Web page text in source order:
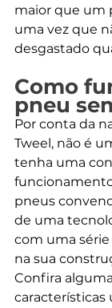
maior que um
uma vez que
desgastado
Como
pneu
Por conta da
Tweel, não é
tenha uma
pneus
de uma
com uma
na sua
Confira
características